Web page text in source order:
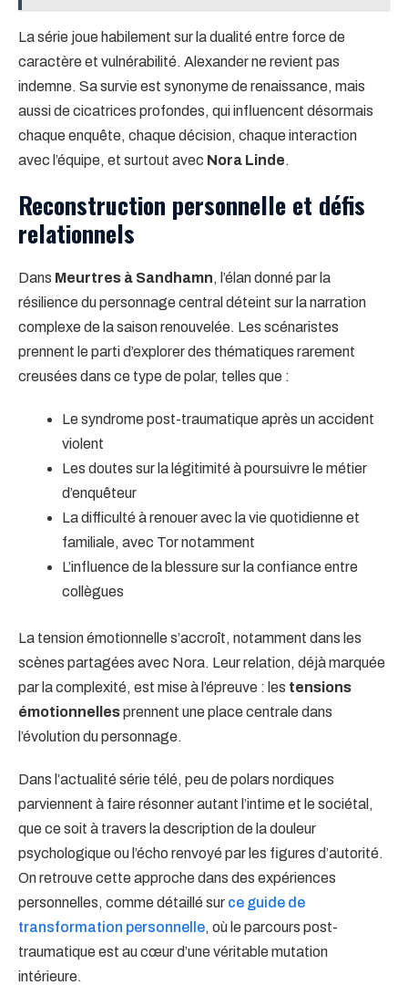
La série joue habilement sur la dualité entre force de
caractère et vulnérabilité. Alexander ne revient pas
indemne. Sa survie est synonyme de renaissance, mais
aussi de cicatrices profondes, qui influencent désormais
chaque enquête, chaque décision, chaque interaction
avec l’équipe, et surtout avec Nora Linde.
Reconstruction personnelle et défis
relationnels
Dans Meurtres à Sandhamn, l’élan donné par la
résilience du personnage central déteint sur la narration
complexe de la saison renouvelée. Les scénaristes
prennent le parti d’explorer des thématiques rarement
creusées dans ce type de polar, telles que :
Le syndrome post-traumatique après un accident
violent
Les doutes sur la légitimité à poursuivre le métier
d’enquêteur
La difficulté à renouer avec la vie quotidienne et
familiale, avec Tor notamment
L’influence de la blessure sur la confiance entre
collègues
La tension émotionnelle s’accroît, notamment dans les
scènes partagées avec Nora. Leur relation, déjà marquée
par la complexité, est mise à l’épreuve : les tensions
émotionnellesprennent une place centrale dans
l’évolution du personnage.
Dans l’actualité série télé, peu de polars nordiques
parviennent à faire résonner autant l’intime et le sociétal,
que ce soit à travers la description de la douleur
psychologique ou l’écho renvoyé par les figures d’autorité.
On retrouve cette approche dans des expériences
personnelles, comme détaillé sur ce guide de
transformation personnelle, où le parcours post-
traumatique est au cœur d’une véritable mutation
intérieure.